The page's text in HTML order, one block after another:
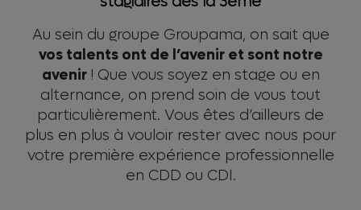
Au sein du groupe Groupama, on sait que
vos talents ont de l’avenir et sont notre
avenir! Que vous soyez en stage ou en
alternance, on prend soin de vous tout
particulièrement. Vous êtes d’ailleurs de
plus en plus à vouloir rester avec nous pour
votre première expérience professionnelle
en CDD ou CDI.